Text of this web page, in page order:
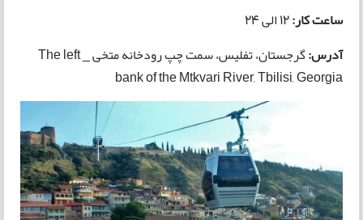
ساعت کار:12 الی 24
آدرس:
گرجستان، تفلیس، سمت چپ رودخانه متخی _ The left
bank of the Mtkvari River, Tbilisi, Georgia